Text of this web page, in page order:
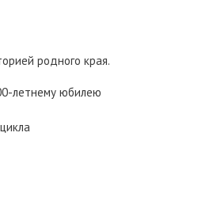
родного края.
летнему юбилею